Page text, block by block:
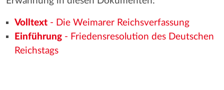
Volltext- Die Weimarer Reichsverfassung
Einführung- Friedensresolution des Deutschen
Reichstags